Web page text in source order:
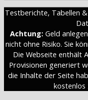
Testberichte, Tabellen
Achtung: Geld
nicht ohne Risiko. Sie
Die Webseite enthält
Provisionen generiert
die Inhalte der Seite
kostenlos